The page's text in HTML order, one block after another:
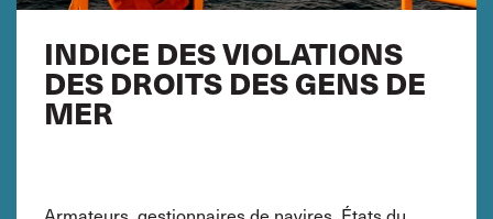
INDICE DES VIOLATIONS
DES DROITS DES GENS DE
MER